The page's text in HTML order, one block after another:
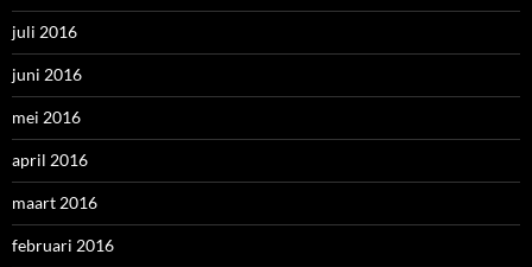
juli 2016
juni 2016
mei 2016
april 2016
maart 2016
februari 2016